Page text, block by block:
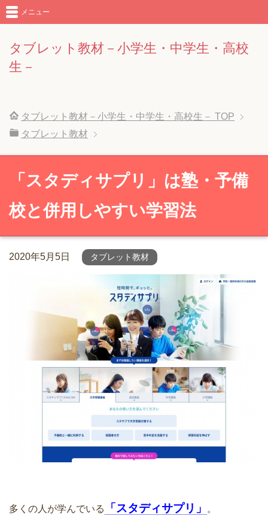
タブレット教材－小学生・中学生・高校
生－
メニュー
タブレット教材－小学生・中学生・高校生－ TOP
タブレット教材
「スタディサプリ」は塾・予備
校と併用しやすい学習法
2020年5月5日 タブレット教材
多くの人が学んでいる 「スタディサプリ」 。